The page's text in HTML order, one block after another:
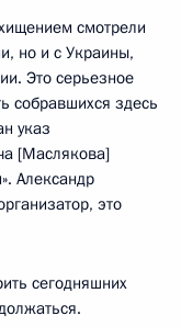
смотрели
но и с Украины,
Это серьезное
собравшихся здесь
указ
[Маслякова]
Александр
это
сегодняшних